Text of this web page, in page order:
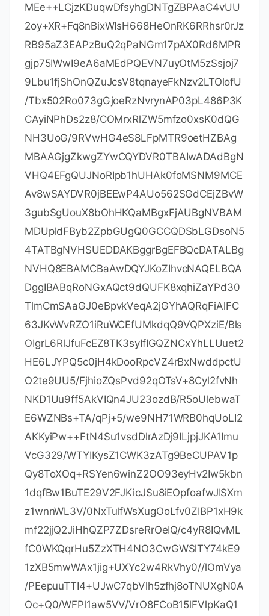
MEe++LCjzKDuqwDfsyhgDNTgZBPAaC4vUU
2oy+XR+Fq8nBixWIsH668HeOnRK6RRhsr0rJz
RB95aZ3EAPzBuQ2qPaNGm17pAX0Rd6MPR
gjp75IWwI9eA6aMEdPQEVN7uyOtM5zSsjoj7
9Lbu1fjShOnQZuJcsV8tqnayeFkNzv2LTOlofU
/Tbx502Ro073gGjoeRzNvrynAP03pL486P3K
CAyiNPhDs2z8/COMrxRlZW5mfzo0xsK0dQG
NH3UoG/9RVwHG4eS8LFpMTR9oetHZBAg
MBAAGjgZkwgZYwCQYDVR0TBAIwADAdBgN
VHQ4EFgQUJNoRIpb1hUHAk0foMSNM9MCE
Av8wSAYDVR0jBEEwP4AUo562SGdCEjZBvW
3gubSgUouX8bOhHKQaMBgxFjAUBgNVBAM
MDUpldFByb2ZpbGUgQ0GCCQDSbLGDsoN5
4TATBgNVHSUEDDAKBggrBgEFBQcDATALBg
NVHQ8EBAMCBaAwDQYJKoZIhvcNAQELBQA
DggIBABqRoNGxAQct9dQUFK8xqhiZaYPd30
TlmCmSAaGJ0eBpvkVeqA2jGYhAQRqFiAlFC
63JKvWvRZO1iRuWCEfUMkdqQ9VQPXziE/Bls
OIgrL6RlJfuFcEZ8TK3syIfIGQZNCxYhLLUuet2
HE6LJYPQ5c0jH4kDooRpcVZ4rBxNwddpctU
O2te9UU5/FjhioZQsPvd92qOTsV+8Cyl2fvNh
NKD1Uu9ff5AkVIQn4JU23ozdB/R5oUlebwaT
E6WZNBs+TA/qPj+5/we9NH71WRB0hqUoLI2
AKKyiPw++FtN4Su1vsdDlrAzDj9ILjpjJKA1Imu
VcG329/WTYIKysZ1CWK3zATg9BeCUPAV1p
Qy8ToXOq+RSYen6winZ2OO93eyHv2Iw5kbn
1dqfBw1BuTE29V2FJKicJSu8iEOpfoafwJISXm
z1wnnWL3V/0NxTulfWsXugOoLfv0ZIBP1xH9k
mf22jjQ2JiHhQZP7ZDsreRrOeIQ/c4yR8IQvML
fC0WKQqrHu5ZzXTH4NO3CwGWSlTY74kE9
1zXB5mwWAx1jig+UXYc2w4RkVhy0//lOmVya
/PEepuuTTI4+UJwC7qbVlh5zfhj8oTNUXgN0A
Oc+Q0/WFPl1aw5VV/VrO8FCoB15lFVlpKaQ1